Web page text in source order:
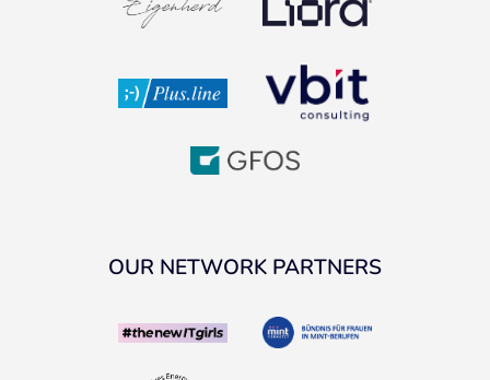
OUR NETWORK PARTNERS